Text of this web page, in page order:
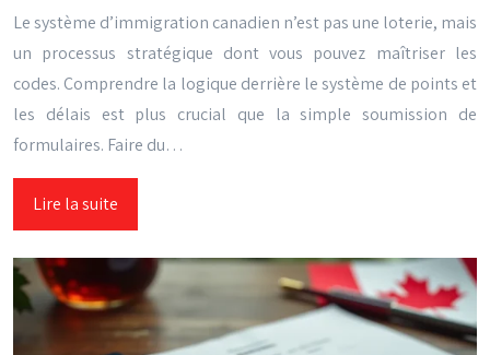
Le système d’immigration canadien n’est pas une loterie, mais
un processus stratégique dont vous pouvez maîtriser les
codes. Comprendre la logique derrière le système de points et
les délais est plus crucial que la simple soumission de
formulaires. Faire du…
Lire la suite